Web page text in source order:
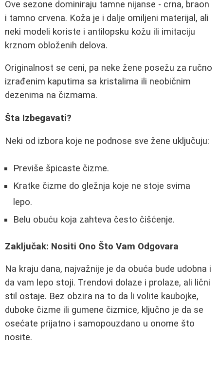
Ove sezone dominiraju tamne nijanse - crna, braon
i tamno crvena. Koža je i dalje omiljeni materijal, ali
neki modeli koriste i antilopsku kožu ili imitaciju
krznom obloženih delova.
Originalnost se ceni, pa neke žene posežu za ručno
izrađenim kaputima sa kristalima ili neobičnim
dezenima na čizmama.
Šta Izbegavati?
Neki od izbora koje ne podnose sve žene uključuju:
Previše špicaste čizme.
Kratke čizme do gležnja koje ne stoje svima
lepo.
Belu obuću koja zahteva često čišćenje.
Zaključak: Nositi Ono Što Vam Odgovara
Na kraju dana, najvažnije je da obuća bude udobna i
da vam lepo stoji. Trendovi dolaze i prolaze, ali lični
stil ostaje. Bez obzira na to da li volite kaubojke,
duboke čizme ili gumene čizmice, ključno je da se
osećate prijatno i samopouzdano u onome što
nosite.